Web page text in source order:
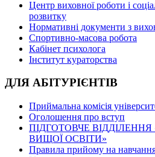
Центр виховної роботи і
розвитку
Нормативні документи з
Спортивно-масова робота
Кабінет психолога
Інститут кураторства
ДЛЯ АБІТУРІЄНТІВ
Приймальна комісія
Оголошення про вступ
ПІДГОТОВЧЕ
ВИЩОЇ ОСВІТИ»
Правила прийому на